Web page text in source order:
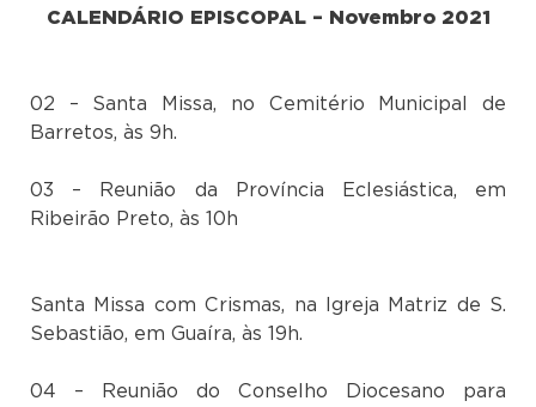
CALENDÁRIO EPISCOPAL – Novembro 2021
02 – Santa Missa, no Cemitério Municipal de
Barretos, às 9h.
03 – Reunião da Província Eclesiástica, em
Ribeirão Preto, às 10h
Santa Missa com Crismas, na Igreja Matriz de S.
Sebastião, em Guaíra, às 19h.
04 – Reunião do Conselho Diocesano para